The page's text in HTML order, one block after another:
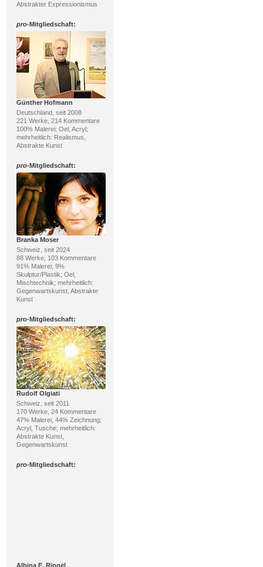
Abstrakter Expressionismus
pro-Mitgliedschaft:
Günther Hofmann
Deutschland, seit 2008
221 Werke, 214 Kommentare
100% Malerei; Oel, Acryl;
mehrheitlich: Realismus,
Abstrakte Kunst
pro-Mitgliedschaft:
Branka Moser
Schweiz, seit 2024
88 Werke, 103 Kommentare
91% Malerei, 9%
Skulptur/Plastik; Oel,
Mischtechnik; mehrheitlich:
Gegenwartskunst, Abstrakte
Kunst
pro-Mitgliedschaft:
Rudolf Olgiati
Schweiz, seit 2011
170 Werke, 24 Kommentare
47% Malerei, 44% Zeichnung;
Acryl, Tusche; mehrheitlich:
Abstrakte Kunst,
Gegenwartskunst
pro-Mitgliedschaft:
Albina E. Ringel